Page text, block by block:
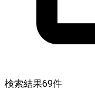
検索結果69件